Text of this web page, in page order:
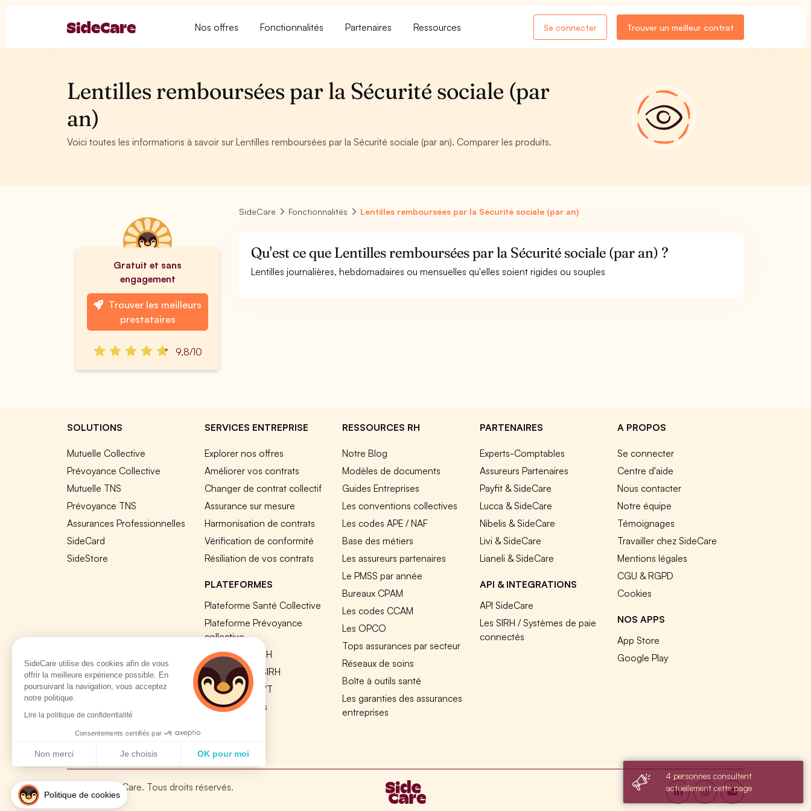
Nos offres Fonctionnalités Partenaires Ressources Se connecter Trouver un meilleur contrat
Lentilles remboursées par la Sécurité sociale (par
an)
Voici toutes les informations à savoir sur Lentilles remboursées par la Sécurité sociale (par an). Comparer les produits.
Gratuit et sans
engagement
Trouver les meilleurs
prestataires
9,8/10
SideCare Fonctionnalités Lentilles remboursées par la Sécurité sociale (par an)
Qu'est ce que Lentilles remboursées par la Sécurité sociale (par an) ?
Lentilles journalières, hebdomadaires ou mensuelles qu'elles soient rigides ou souples
SOLUTIONS
Mutuelle Collective
Prévoyance Collective
Mutuelle TNS
Prévoyance TNS
Assurances Professionnelles
SideCard
SideStore
SERVICES ENTREPRISE
Explorer nos offres
Améliorer vos contrats
Changer de contrat collectif
Assurance sur mesure
Harmonisation de contrats
Vérification de conformité
Résiliation de vos contrats
PLATEFORMES
Plateforme Santé Collective
Plateforme Prévoyance
collective
Plateforme SIRH
Nos modules SIRH
Plateforme QVT
Tous nos outils
RESSOURCES RH
Notre Blog
Modèles de documents
Guides Entreprises
Les conventions collectives
Les codes APE / NAF
Base des métiers
Les assureurs partenaires
Le PMSS par année
Bureaux CPAM
Les codes CCAM
Les OPCO
Tops assurances par secteur
Réseaux de soins
Boîte à outils santé
Les garanties des assurances
entreprises
PARTENAIRES
Experts-Comptables
Assureurs Partenaires
Payfit & SideCare
Lucca & SideCare
Nibelis & SideCare
Livi & SideCare
Lianeli & SideCare
API & INTEGRATIONS
API SideCare
Les SIRH / Systèmes de paie
connectés
A PROPOS
Se connecter
Centre d'aide
Nous contacter
Notre équipe
Témoignages
Travailler chez SideCare
Mentions légales
CGU & RGPD
Cookies
NOS APPS
App Store
Google Play
© 2026 SideCare. Tous droits réservés.
SideCare utilise des cookies afin de vous
offrir la meilleure expérience possible. En
poursuivant la navigation, vous acceptez
notre politique.
Lire la politique de confidentialité
Consentements certifiés par
Non merci Je choisis OK pour moi
Notre plateforme vous permet d'adapter et de gérer vos paramètres de confidentialité, en garantissant la conformité avec les réglementations. Personnalisez vos préférences pour
Politique de cookies
4 personnes consultent
actuellement cette page